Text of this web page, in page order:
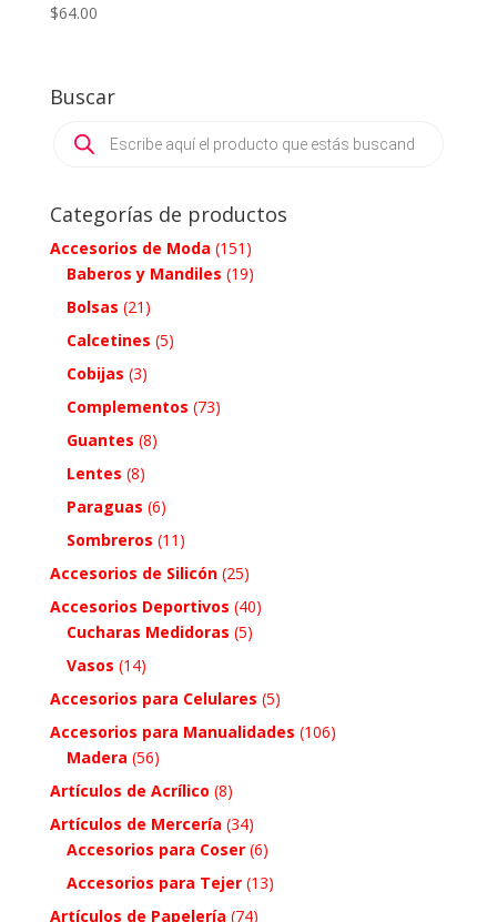
$64.00
Buscar
search
Categorías de productos
Accesorios de Moda (151)
Baberos y Mandiles (19)
Bolsas (21)
Calcetines (5)
Cobijas (3)
Complementos (73)
Guantes (8)
Lentes (8)
Paraguas (6)
Sombreros (11)
Accesorios de Silicón (25)
Accesorios Deportivos (40)
Cucharas Medidoras (5)
Vasos (14)
Accesorios para Celulares (5)
Accesorios para Manualidades (106)
Madera (56)
Artículos de Acrílico (8)
Artículos de Mercería (34)
Accesorios para Coser (6)
Accesorios para Tejer (13)
Artículos de Papelería (74)